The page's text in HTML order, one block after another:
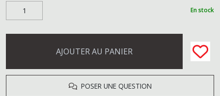
En stock
AJOUTER AU PANIER
POSER UNE QUESTION